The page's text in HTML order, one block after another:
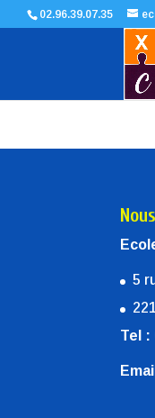
02.96.39.07.35
5
Tel :